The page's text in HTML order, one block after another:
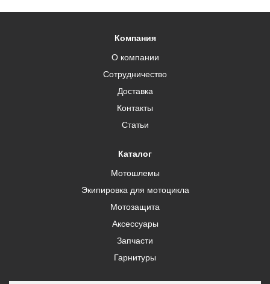
Компания
О компании
Сотрудничество
Доставка
Контакты
Статьи
Каталог
Мотошлемы
Экипировка для мотоцикла
Мотозащита
Аксессуары
Запчасти
Гарнитуры